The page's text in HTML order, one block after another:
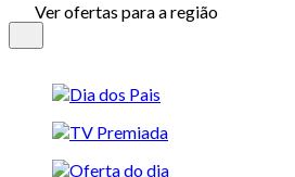
Ver ofertas para a região